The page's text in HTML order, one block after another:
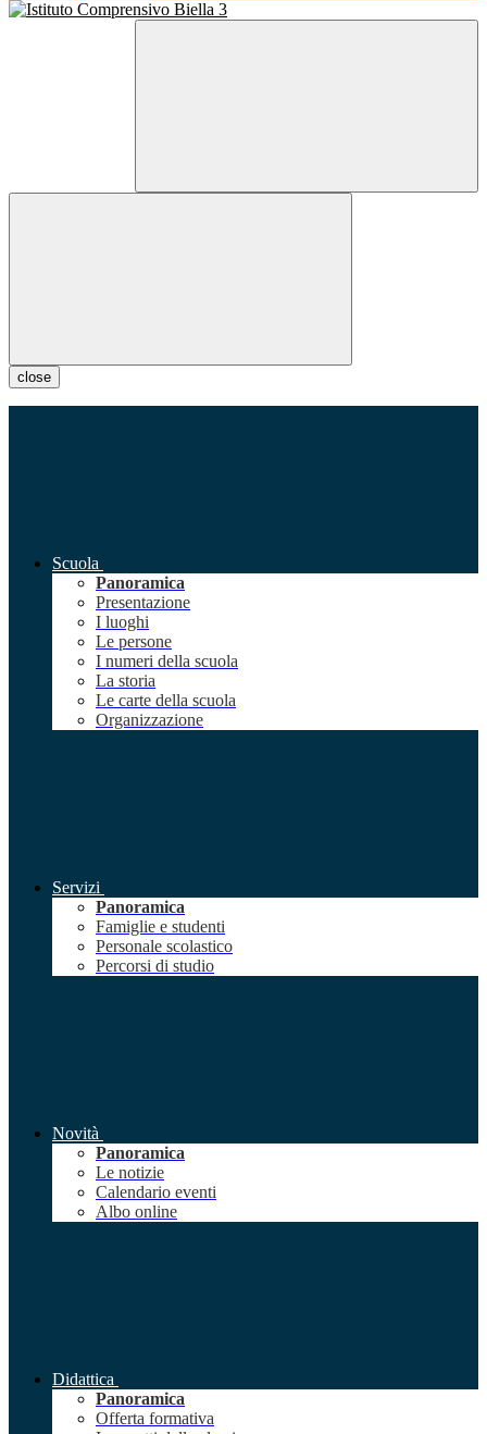
close
Scuola
Panoramica
Presentazione
I luoghi
Le persone
I numeri della scuola
La storia
Le carte della scuola
Organizzazione
Servizi
Panoramica
Famiglie e studenti
Personale scolastico
Percorsi di studio
Novità
Panoramica
Le notizie
Calendario eventi
Albo online
Didattica
Panoramica
Offerta formativa